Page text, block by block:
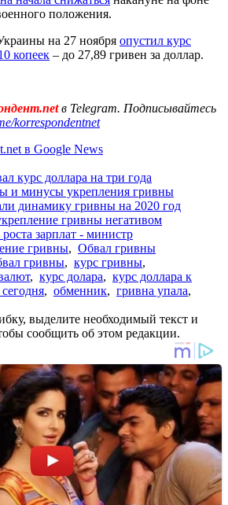
положения.
на 27 ноября опустил курс
копеек – до 27,89 гривен за доллар.
в Telegram. Подписывайтесь
korrespondentnet
в Google News
курс доллара на три года
и минусы укрепления гривны
динамику гривны на 2020 год
гривны негативом
зарплат - министр
гривны, Обвал гривны
гривны, курс гривны,
, курс долара, курс доллара к
, обменник, гривна упала,
выделите необходимый текст и
сообщить об этом редакции.